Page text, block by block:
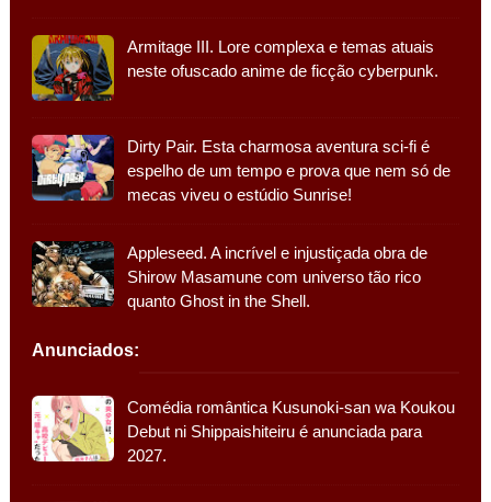
Armitage III. Lore complexa e temas atuais
neste ofuscado anime de ficção cyberpunk.
Dirty Pair. Esta charmosa aventura sci-fi é
espelho de um tempo e prova que nem só de
mecas viveu o estúdio Sunrise!
Appleseed. A incrível e injustiçada obra de
Shirow Masamune com universo tão rico
quanto Ghost in the Shell.
Anunciados:
Comédia romântica Kusunoki-san wa Koukou
Debut ni Shippaishiteiru é anunciada para
2027.